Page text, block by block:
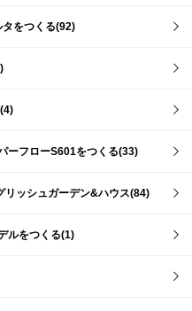
タをつくる(92)
ーフローS601をつくる(33)
ッシュガーデン&ハウス(84)
ルをつくる(1)